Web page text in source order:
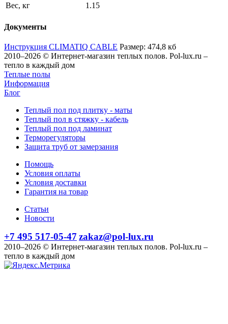
Вес, кг
1.15
Документы
Инструкция CLIMATIQ CABLE Размер: 474,8 кб
2010–2026 © Интернет-магазин теплых полов. Pol-lux.ru –
тепло в каждый дом
Теплые полы
Информация
Блог
Теплый пол под плитку - маты
Теплый пол в стяжку - кабель
Теплый пол под ламинат
Терморегуляторы
Защита труб от замерзания
Помощь
Условия оплаты
Условия доставки
Гарантия на товар
Статьи
Новости
+7 495 517-05-47 zakaz@pol-lux.ru
2010–2026 © Интернет-магазин теплых полов. Pol-lux.ru –
тепло в каждый дом